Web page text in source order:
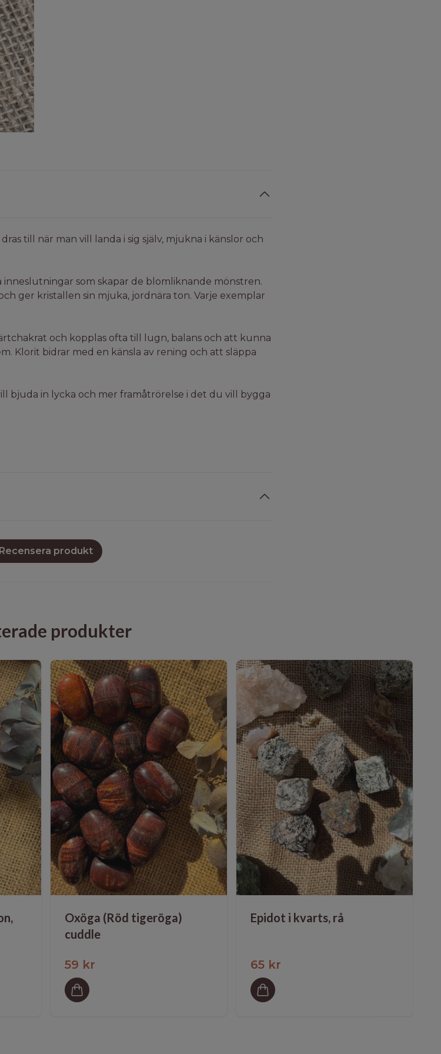
till när man vill landa i sig själv, mjukna i känslor och
som skapar de blomliknande mönstren.
ger kristallen sin mjuka, jordnära ton. Varje exemplar
och kopplas ofta till lugn, balans och att kunna
Klorit bidrar med en känsla av rening och att släppa
bjuda in lycka och mer framåtrörelse i det du vill bygga
Recensera produkt
produkter
Oxöga (Röd tigeröga)
cuddle
59 kr
Epidot i kvarts, rå
65 kr